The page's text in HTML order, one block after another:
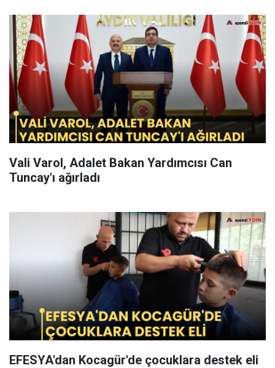
Vali Varol, Adalet Bakan Yardımcısı Can
Tuncay'ı ağırladı
EFESYA'dan Kocagür'de çocuklara destek eli